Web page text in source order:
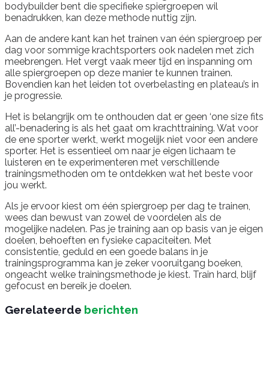
bodybuilder bent die specifieke spiergroepen wil
benadrukken, kan deze methode nuttig zijn.
Aan de andere kant kan het trainen van één spiergroep per
dag voor sommige krachtsporters ook nadelen met zich
meebrengen. Het vergt vaak meer tijd en inspanning om
alle spiergroepen op deze manier te kunnen trainen.
Bovendien kan het leiden tot overbelasting en plateau’s in
je progressie.
Het is belangrijk om te onthouden dat er geen ‘one size fits
all’-benadering is als het gaat om krachttraining. Wat voor
de ene sporter werkt, werkt mogelijk niet voor een andere
sporter. Het is essentieel om naar je eigen lichaam te
luisteren en te experimenteren met verschillende
trainingsmethoden om te ontdekken wat het beste voor
jou werkt.
Als je ervoor kiest om één spiergroep per dag te trainen,
wees dan bewust van zowel de voordelen als de
mogelijke nadelen. Pas je training aan op basis van je eigen
doelen, behoeften en fysieke capaciteiten. Met
consistentie, geduld en een goede balans in je
trainingsprogramma kan je zeker vooruitgang boeken,
ongeacht welke trainingsmethode je kiest. Train hard, blijf
gefocust en bereik je doelen.
Gerelateerde berichten